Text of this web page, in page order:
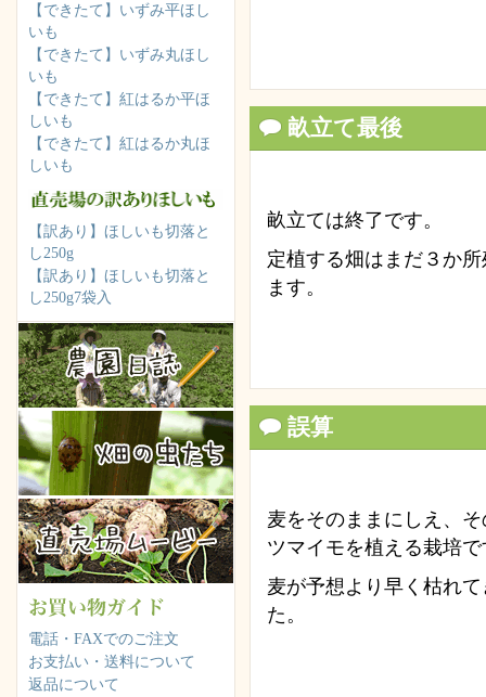
畝立て最後
畝立ては終了です。
定植する畑はまだ３か
ます。
誤算
麦をそのままにしえ、
ツマイモを植える栽培
麦が予想より早く枯れ
た。
【できたて】いずみ平ほし
いも
【できたて】いずみ丸ほし
いも
【できたて】紅はるか平ほ
しいも
【できたて】紅はるか丸ほ
しいも
【訳あり】ほしいも切落と
し250g
【訳あり】ほしいも切落と
し250g7袋入
電話・FAXでのご注文
お支払い・送料について
返品について